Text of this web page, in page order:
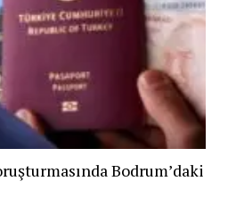
Bodrum’daki